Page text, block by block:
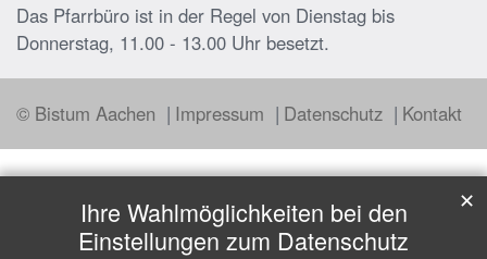
Das Pfarrbüro ist in der Regel von Dienstag bis
Donnerstag, 11.00 - 13.00 Uhr besetzt.
© Bistum Aachen Impressum Datenschutz Kontakt
Ihre Wahlmöglichkeiten bei den
Einstellungen zum Datenschutz
✕